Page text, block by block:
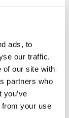
ads, to
our traffic.
of our site with
partners who
from your use
heel
die kant op,